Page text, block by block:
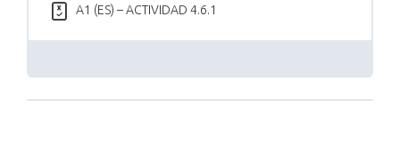
A1 (ES) – ACTIVIDAD 4.6.1